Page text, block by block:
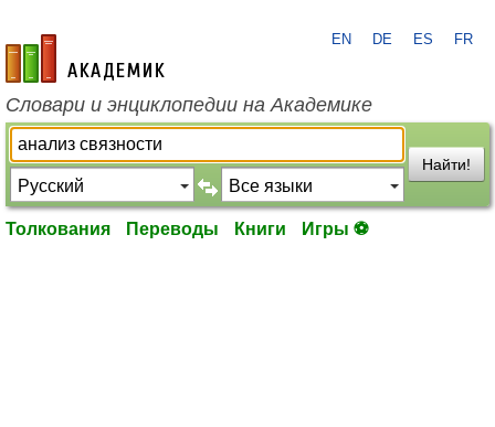
academic.ru
EN DE ES FR
Словари и энциклопедии на Академике
Найти!
Толкования Переводы Книги Игры ⚽